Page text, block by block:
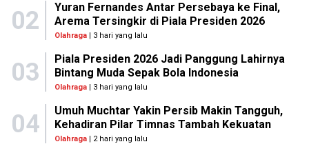
02
Yuran Fernandes Antar Persebaya ke Final,
Arema Tersingkir di Piala Presiden 2026
Olahraga| 3 hari yang lalu
03
Piala Presiden 2026 Jadi Panggung Lahirnya
Bintang Muda Sepak Bola Indonesia
Olahraga| 3 hari yang lalu
04
Umuh Muchtar Yakin Persib Makin Tangguh,
Kehadiran Pilar Timnas Tambah Kekuatan
Olahraga| 2 hari yang lalu